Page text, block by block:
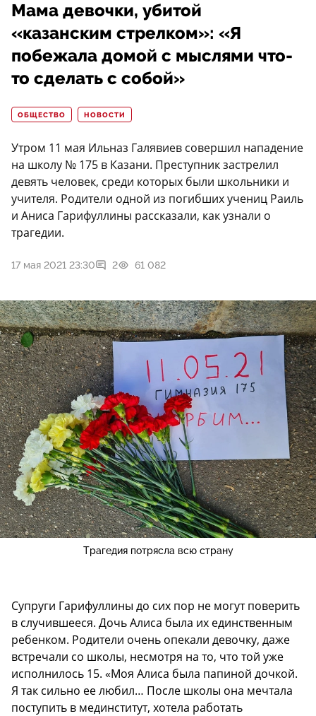
Мама девочки, убитой
«казанским стрелком»: «Я
побежала домой с мыслями что-
то сделать с собой»
ОБЩЕСТВО НОВОСТИ
Утром 11 мая Ильназ Галявиев совершил нападение
на школу № 175 в Казани. Преступник застрелил
девять человек, среди которых были школьники и
учителя. Родители одной из погибших учениц Раиль
и Аниса Гарифуллины рассказали, как узнали о
трагедии.
17 мая 2021 23:30 2 61 082
Трагедия потрясла всю страну
Супруги Гарифуллины до сих пор не могут поверить
в случившееся. Дочь Алиса была их единственным
ребенком. Родители очень опекали девочку, даже
встречали со школы, несмотря на то, что той уже
исполнилось 15. «Моя Алиса была папиной дочкой.
Я так сильно ее любил… После школы она мечтала
поступить в мединститут, хотела работать